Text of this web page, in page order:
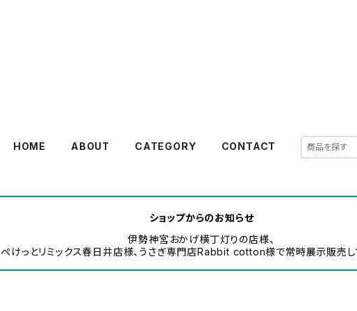
HOME ABOUT CATEGORY CONTACT
ショップからのお知らせ
伊勢神宮おかげ横丁灯りの店様、
ぺけっとリミックス春日井店様、うさぎ専門店Rabbit cotton様で常時展示販売し